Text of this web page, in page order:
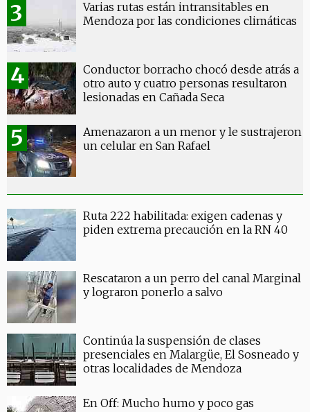
Varias rutas están intransitables en
Mendoza por las condiciones climáticas
Conductor borracho chocó desde atrás a
otro auto y cuatro personas resultaron
lesionadas en Cañada Seca
Amenazaron a un menor y le sustrajeron
un celular en San Rafael
Ruta 222 habilitada: exigen cadenas y
piden extrema precaución en la RN 40
Rescataron a un perro del canal Marginal
y lograron ponerlo a salvo
Continúa la suspensión de clases
presenciales en Malargüe, El Sosneado y
otras localidades de Mendoza
En Off: Mucho humo y poco gas